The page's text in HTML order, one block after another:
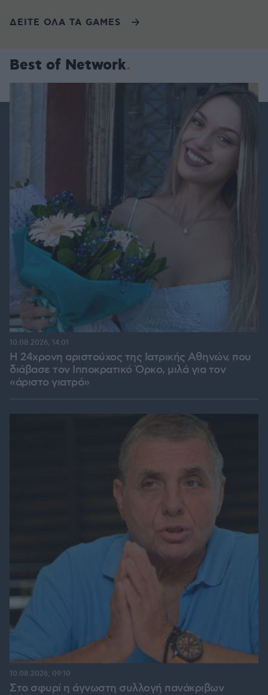
ΔΕΙΤΕ ΟΛΑ ΤΑ GAMES
Best of Network
Η 24χρονη αριστούχος της Ιατρικής Αθηνών, που
διάβασε τον Ιπποκρατικό Όρκο, μιλά για τον
«άριστο γιατρό»
10.08.2026, 14:01
Στο σφυρί η άγνωστη συλλογή πανάκριβων
10.08.2026, 09:10